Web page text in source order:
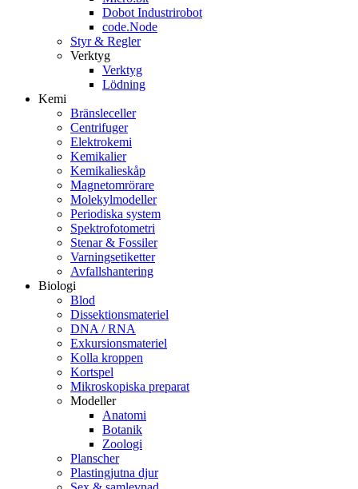
Dobot Industrirobot
code.Node
Styr & Regler
Verktyg
Verktyg
Lödning
Kemi
Bränsleceller
Centrifuger
Elektrokemi
Kemikalier
Kemikalieskåp
Magnetomrörare
Molekylmodeller
Periodiska system
Spektrofotometri
Stenar & Fossiler
Varningsetiketter
Avfallshantering
Biologi
Blod
Dissektionsmateriel
DNA / RNA
Exkursionsmateriel
Kolla kroppen
Kortspel
Mikroskopiska preparat
Modeller
Anatomi
Botanik
Zoologi
Planscher
Plastingjutna djur